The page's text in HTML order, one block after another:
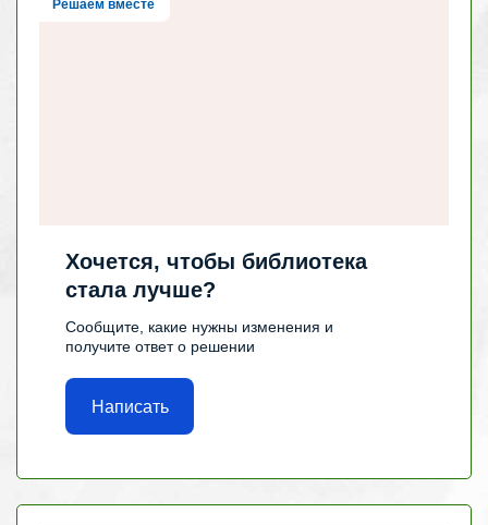
Решаем вместе
Хочется, чтобы библиотека
стала лучше?
Сообщите, какие нужны изменения и
получите ответ о решении
Написать